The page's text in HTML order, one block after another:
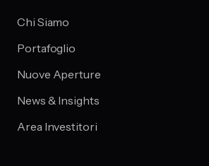
Chi Siamo
Portafoglio
Nuove Aperture
News & Insights
Area Investitori